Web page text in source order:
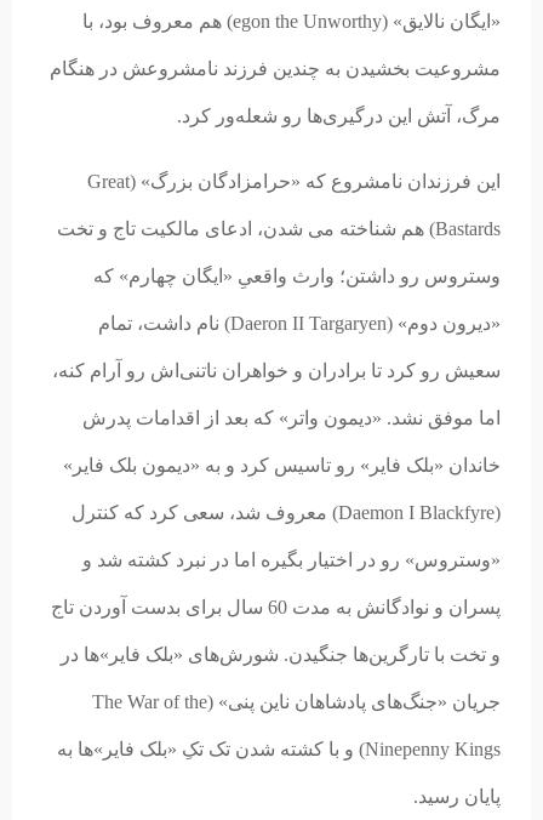
«ایگان نالایق» (egon the Unworthy) هم معروف بود، با
مشروعیت بخشیدن به چندین فرزند نامشروعش در هنگام
مرگ، آتش این درگیری‌ها رو شعله‌ور کرد.
این فرزندان نامشروع که «حرامزادگان بزرگ» (Great
Bastards) هم شناخته می شدن، ادعای مالکیت تاج و تخت
وستروس رو داشتن؛ وارث واقعیِ «ایگان چهارم» که
«دیرون دوم» (Daeron II Targaryen) نام داشت، تمام
سعیش رو کرد تا برادران و خواهران ناتنی‌اش رو آرام کنه،
اما موفق نشد. «دیمون واتر» که بعد از اقدامات پدرش
خاندان «بلک فایر» رو تاسیس کرد و به «دیمون بلک فایر»
(Daemon I Blackfyre) معروف شد، سعی کرد که کنترل
«وستروس» رو در اختیار بگیره اما در نبرد کشته شد و
پسران و نوادگانش به مدت 60 سال برای بدست آوردن تاج
و تخت با تارگرین‌ها جنگیدن. شورش‌های «بلک فایر»ها در
جریان «جنگ‌های پادشاهان ناین پنی» (The War of the
Ninepenny Kings) و با کشته شدن تک تکِ «بلک فایر»ها به
پایان رسید.